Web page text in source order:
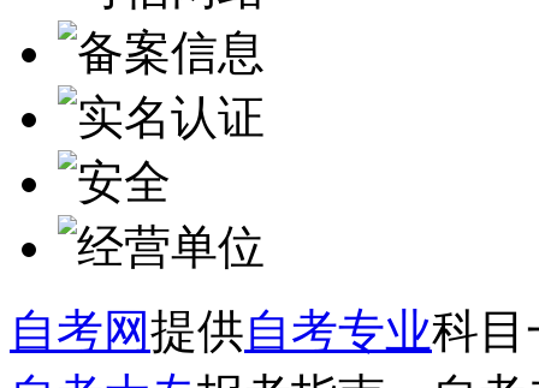
自考网提供自考专业科目